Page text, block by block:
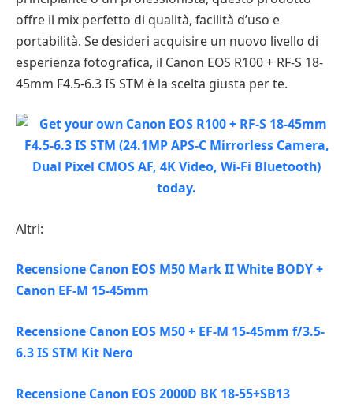
offre il mix perfetto di qualità, facilità d’uso e
portabilità. Se desideri acquisire un nuovo livello di
esperienza fotografica, il Canon EOS R100 + RF-S 18-
45mm F4.5-6.3 IS STM è la scelta giusta per te.
Altri:
Recensione Canon EOS M50 Mark II White BODY +
Canon EF-M 15-45mm
Recensione Canon EOS M50 + EF-M 15-45mm f/3.5-
6.3 IS STM Kit Nero
Recensione Canon EOS 2000D BK 18-55+SB13